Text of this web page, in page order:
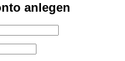
anlegen